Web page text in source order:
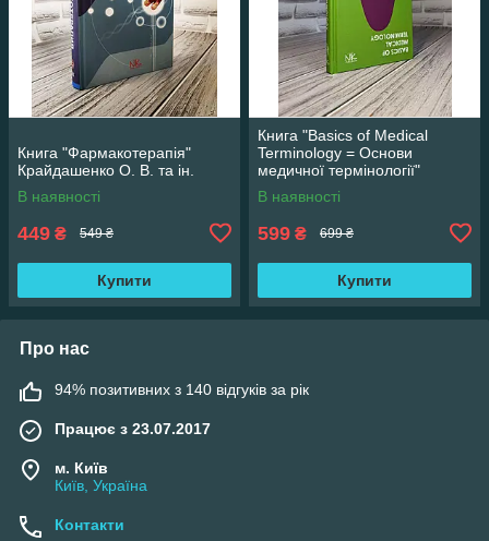
Книга "Фармакотерапія"
Крайдашенко О. В. та ін.
В наявності
449 ₴ 549 ₴
Купити
Книга "Basics of Medical
Terminology = Основи
медичної термінології"
Содомора П. А. та ін.
В наявності
599 ₴ 699 ₴
Купити
Про нас
94% позитивних з 140 відгуків за рік
Працює з 23.07.2017
м. Київ
Київ, Україна
Контакти